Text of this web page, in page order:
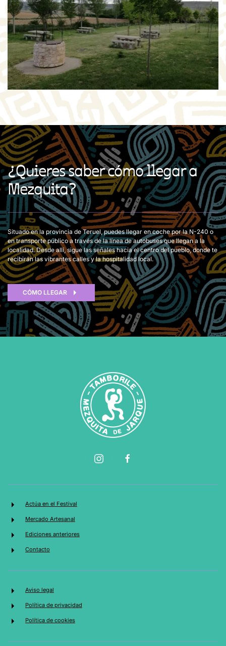
¿Quieres saber cómo llegar a
Mezquita?
Situado en la provincia de Teruel, puedes llegar en coche por la N-240 o
en transporte público a través de lalínea de autobuses que llegan a la
localidad. Desde allí, sigue las señales hacia el centro del pueblo, donde te
recibirán las vibrantes calles y la hospitalidad local.
CÓMO LLEGAR
Actúa en el Festival
Mercado Artesanal
Ediciones anteriores
Contacto
Aviso legal
Política de privacidad
Política de cookies